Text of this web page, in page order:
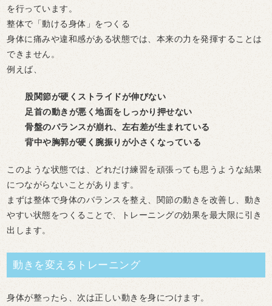
を行っています。
整体で「動ける身体」をつくる
身体に痛みや違和感がある状態では、本来の力を発揮することは
できません。
例えば、
股関節が硬くストライドが伸びない
足首の動きが悪く地面をしっかり押せない
骨盤のバランスが崩れ、左右差が生まれている
背中や胸郭が硬く腕振りが小さくなっている
このような状態では、どれだけ練習を頑張っても思うような結果
につながらないことがあります。
まずは整体で身体のバランスを整え、関節の動きを改善し、動き
やすい状態をつくることで、トレーニングの効果を最大限に引き
出します。
動きを変えるトレーニング
身体が整ったら、次は正しい動きを身につけます。